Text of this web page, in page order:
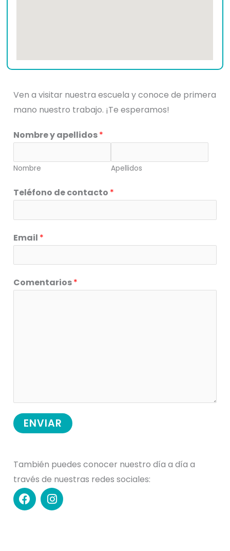
Ven a visitar nuestra escuela y conoce de primera
mano nuestro trabajo. ¡Te esperamos!
Nombre y apellidos*
Nombre Apellidos
Teléfono de contacto *
Email *
Comentarios*
ENVIAR
También puedes conocer nuestro día a día a
través de nuestras redes sociales:
F
a
c
I
n
s